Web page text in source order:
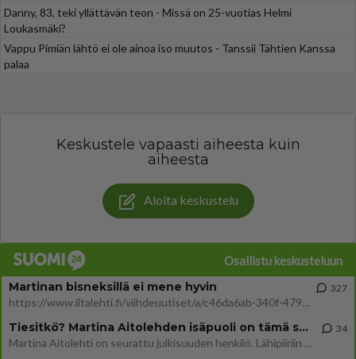
Danny, 83, teki yllättävän teon - Missä on 25-vuotias Helmi
Loukasmäki?
Vappu Pimiän lähtö ei ole ainoa iso muutos - Tanssii Tähtien Kanssa
palaa
Keskustele vapaasti aiheesta kuin
aiheesta
Aloita keskustelu
Osallistu keskusteluun
Martinan bisneksillä ei mene hyvin
https://www.iltalehti.fi/viihdeuutiset/a/c46da6ab-340f-4790-aaa7-0865eed2336 Yrityksen konkurssihakemus on tullut kärä
327
Tiesitkö? Martina Aitolehden isäpuoli on tämä suosittu laulaja
Martina Aitolehti on seurattu julkisuuden henkilö. Lähipiiriin mahtuu muitakin tunnettuja henkilöitä. Tiesitkö, että Ma
34